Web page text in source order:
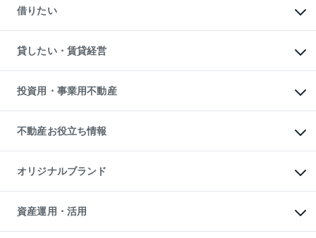
中古一戸建ての購入
不動産購入の流れ
注目キーワード物件特集
購入ガイド
English 繁体中文簡体中文
一戸建ての売却・査定
土地の売却・査定
スピードAI査定
不動産査定について
不動産売却の流れ
不動産買換えの流れ
売却ガイド
借りたい
オフィス・店舗の賃貸
借りるときの流れ
借りるガイド
貸したい・賃貸経営
マンション賃料データ
賃貸管理プラン
リロケーションについて
貸すガイド
投資用・事業用不動産
事業用不動産
マンション投資
投資用マンション
アパート経営
収益物件
ビル購入（ビル一棟）
投資用不動産の売却査定
事業用不動産の売却査定
不動産お役立ち情報
マンションライブラリー
人気マンションランキング
暮らしに役立つ不動産メディア
不動産相場・不動産価格情報
不動産コラム・ニュース
オリジナルブランド
一棟リノベーションマンション
L`GENTE（ルジェンテ）
区分リノベーションマンション
資産運用・活用